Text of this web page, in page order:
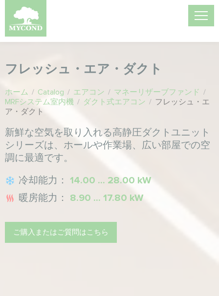
フレッシュ・エア・ダクト
ホーム / Catalog / エアコン / マネーリザーブファンド /
MRFシステム室内機 / ダクト式エアコン / フレッシュ・エ
ア・ダクト
新鮮な空気を取り入れる高静圧ダクトユニット
シリーズは、ホールや作業場、広い部屋での空
調に最適です。
冷却能力： 14.00 ... 28.00 kW
暖房能力： 8.90 ... 17.80 kW
ご購入またはご質問はこちら